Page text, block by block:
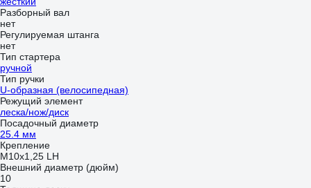
Разборный вал
нет
Регулируемая штанга
нет
Тип стартера
ручной
Тип ручки
U-образная (велосипедная)
Режущий элемент
леска/нож/диск
Посадочный диаметр
25.4 мм
Крепление
М10х1,25 LH
Внешний диаметр (дюйм)
10